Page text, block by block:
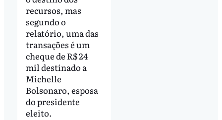
recursos, mas
segundo o
relatório, uma das
transações é um
cheque de R$ 24
mil destinado a
Michelle
Bolsonaro, esposa
do presidente
eleito.